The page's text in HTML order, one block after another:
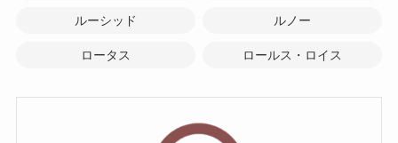
ルーシッド ルノー
ロータス ロールス・ロイス